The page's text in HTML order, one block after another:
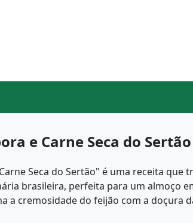
e Carne Seca do Sertão
Seca do Sertão" é uma receita que
brasileira, perfeita para um almoço
a cremosidade do feijão com a doçura